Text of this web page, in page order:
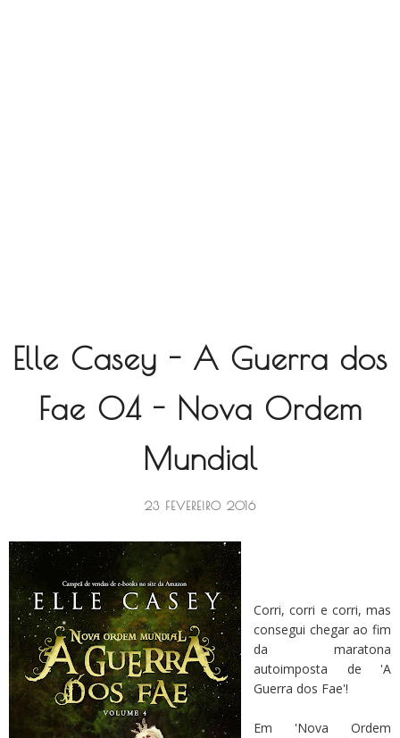
Elle Casey - A Guerra dos
Fae 04 - Nova Ordem
Mundial
23 FEVEREIRO 2016
Corri, corri e corri, mas
consegui chegar ao fim
da maratona
autoimposta de 'A
Guerra dos Fae'!
Em 'Nova Ordem